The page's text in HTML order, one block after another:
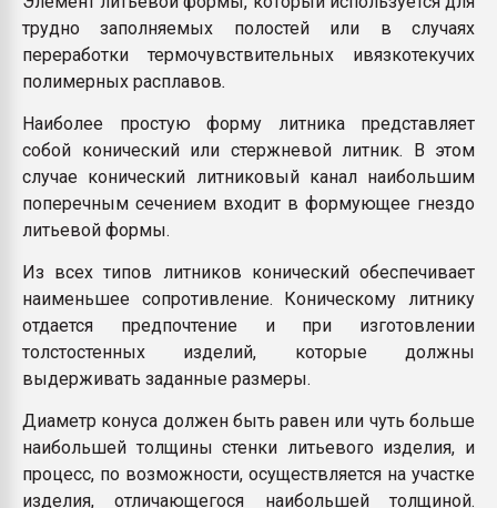
бутылок
трудно заполняемых полостей или в случаях
переработки термочувствительных ивязкотекучих
полимерных расплавов.
Наиболее простую форму литника представляет
собой конический или стержневой литник. В этом
случае конический литниковый канал наибольшим
поперечным сечением входит в формующее гнездо
литьевой формы.
Из всех типов литников конический обеспечивает
наименьшее сопротивление. Коническому литнику
отдается предпочтение и при изготовлении
толстостенных изделий, которые должны
выдерживать заданные размеры.
Диаметр конуса должен быть равен или чуть больше
наибольшей толщины стенки литьевого изделия, и
процесс, по возможности, осуществляется на участке
изделия, отличающегося наибольшей толщиной.